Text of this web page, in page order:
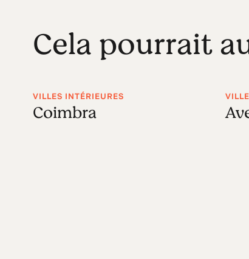
Cela pourrait
VILLES INTÉRIEURES
Coimbra